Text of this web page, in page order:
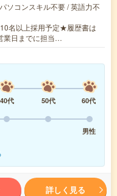
ソコンスキル不要 / 英語力不
名以上採用予定★履歴書は
業日までに担当…
40代 50代
60代
男性
詳しく見る